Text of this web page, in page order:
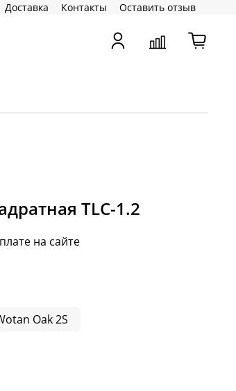
Доставка Контакты Оставить отзыв
TLC-1.2
на сайте
Oak 2S